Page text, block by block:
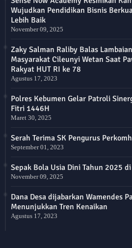
Wujudkan Pendidikan Bisnis
Lebih Baik
November 09, 2025
Zaky Salman Raliby Balas
Masyarakat Cileunyi Wetan Saat
Rakyat HUT RI ke 78
Agustus 17, 2023
Polres Kebumen Gelar Patroli
Fitri 1446H
Maret 30, 2025
Serah Terima SK Pengurus
September 01, 2023
Sepak Bola Usia Dini Tahun 2025
November 09, 2025
Dana Desa dijabarkan Wamendes
Menunjukkan Tren Kenaikan
Agustus 17, 2023